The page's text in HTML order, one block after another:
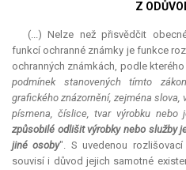
Z
(...) Nelze než přisvědčit
funkcí ochranné známky je funkce
ochranných známkách, podle
podmínek stanovených tímto
grafického znázornění, zejména slova,
písmena, číslice, tvar výrobku nebo
způsobilé odlišit výrobky nebo služby
jiné osoby". S uvedenou
souvisí i důvod jejich samotné